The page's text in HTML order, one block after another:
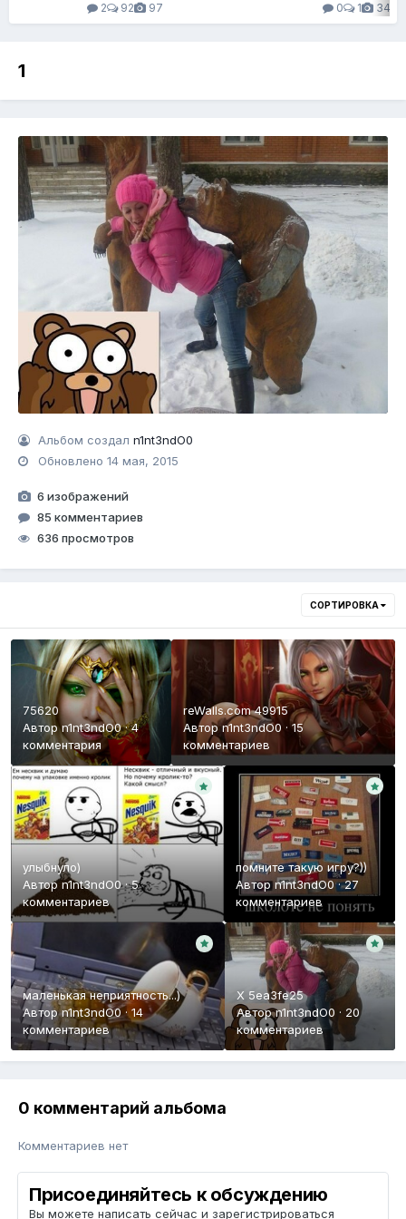
2
92 97
0
1 34
1
Альбом создалn1nt3ndO0
Обновлено14 мая, 2015
6 изображений
85 комментариев
636 просмотров
СОРТИРОВКА
75620
Авторn1nt3ndO0·4
комментария
reWalls.com 49915
Авторn1nt3ndO0 ·15
комментариев
улыбнуло)
Авторn1nt3ndO0·5
комментариев
помните такую игру?))
Авторn1nt3ndO0·27
комментариев
маленькая неприятность...)
Авторn1nt3ndO0· 14
комментариев
X 5ea3fe25
Авторn1nt3ndO0 · 20
комментариев
0 комментарий альбома
Комментариев нет
Присоединяйтесь к обсуждению
Вы можете написать сейчас и зарегистрироваться